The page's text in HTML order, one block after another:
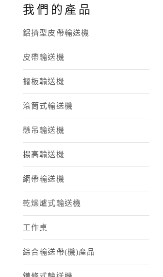
我們的產品
鋁擠型皮帶輸送機
皮帶輸送機
擱板輸送機
滾筒式輸送機
懸吊輸送機
揚高輸送機
網帶輸送機
乾燥爐式輸送機
工作桌
綜合輸送帶(機)產品